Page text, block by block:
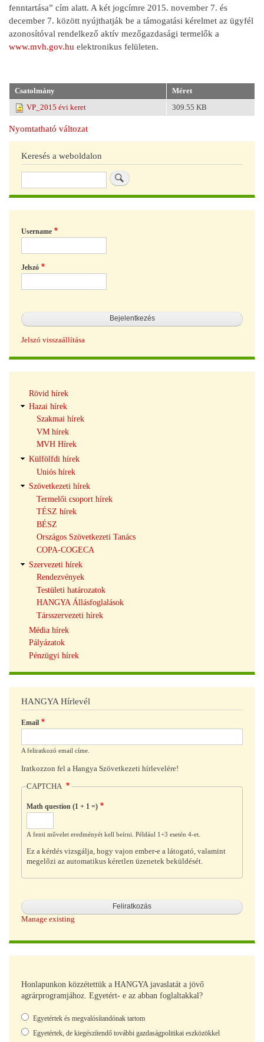
fenntartása” cím alatt. A két jogcímre 2015. november 7. és
december 7. között nyújthatják be a támogatási kérelmet az ügyfél
azonosítóval rendelkező aktív mezőgazdasági termelők a
www.mvh.gov.hu elektronikus felületen.
Csatolmány
Méret
VP_2015 évi keret
309.55 KB
Nyomtatható változat
Keresés a weboldalon
Username
Jelszó
Jelszó visszaállítása
navigáció
Rövid hírek
Hazai hírek
Szakmai hírek
VM hírek
MVH Hírek
Külfölfdi hírek
Uniós hírek
Szövetkezeti hírek
Termelői csoport hírek
TÉSZ hírek
BÉSZ
Országos Szövetkezeti Tanács
COPA-COGECA
Szervezeti hírek
Rendezvények
Testületi határozatok
HANGYA Állásfoglalások
Társszervezeti hírek
Média hírek
Pályázatok
Pénzügyi hírek
HANGYA Hírlevél
Email
A feliratkozó email címe.
Iratkozzon fel a Hangya Szövetkezeti hírlevelére!
CAPTCHA
Math question (1 + 1 =)
A fenti művelet eredményét kell beírni. Például 1+3 esetén 4-et.
Ez a kérdés vizsgálja, hogy vajon ember-e a látogató, valamint
megelőzi az automatikus kéretlen üzenetek beküldését.
Manage existing
Honlapunkon közzétettük a HANGYA javaslatát a jövő
agrárprogramjához. Egyetért- e az abban foglaltakkal?
Választások
Egyetértek és megvalósítandónak tartom
Egyetértek, de kiegészítendő további gazdaságpolitikai eszközökkel